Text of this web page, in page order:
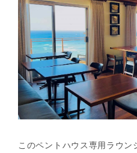
このペントハウス専用ラウ